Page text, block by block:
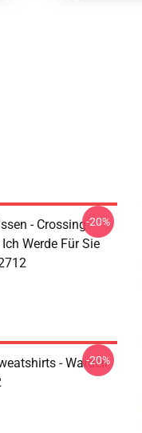
- Crossing
Werde Für Sie
-20%
- Wardell
-20%